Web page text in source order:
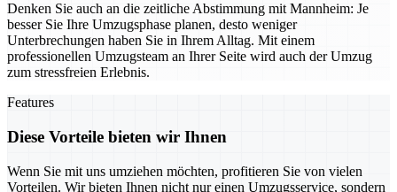
Denken Sie auch an die zeitliche Abstimmung mit Mannheim: Je
besser Sie Ihre Umzugsphase planen, desto weniger
Unterbrechungen haben Sie in Ihrem Alltag. Mit einem
professionellen Umzugsteam an Ihrer Seite wird auch der Umzug
zum stressfreien Erlebnis.
Features
Diese Vorteile bieten wir Ihnen
Wenn Sie mit uns umziehen möchten, profitieren Sie von vielen
Vorteilen. Wir bieten Ihnen nicht nur einen Umzugsservice, sondern